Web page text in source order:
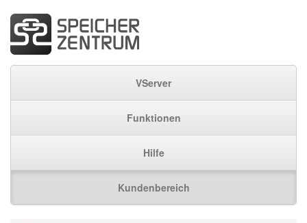
VServer
Funktionen
Hilfe
Kundenbereich